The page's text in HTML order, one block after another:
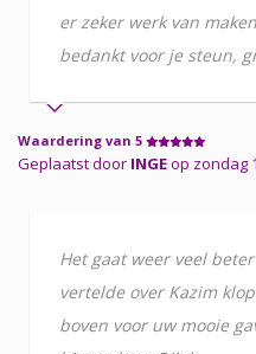
er zeker werk van
bedankt voor je steun,
Waardering van 5
Geplaatst door INGEop zondag
Het gaat weer veel
vertelde over Kazim
boven voor uw mooie